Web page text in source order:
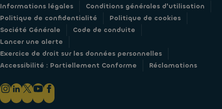
Informations légales
Conditions générales d'utilisation
Politique de confidentialité
Politique de cookies
Société Générale
Code de conduite
Lancer une alerte
Exercice de droit sur les données personnelles
Accessibilité : Partiellement Conforme
Réclamations